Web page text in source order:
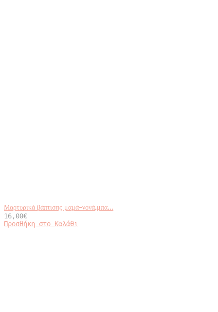
Μαρτυρικά βάπτισης μαμά-νονά,μπα...
16,00€
Προσθήκη στο Καλάθι